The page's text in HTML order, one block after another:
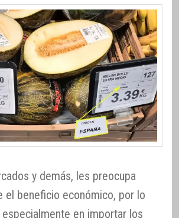
y demás, les preocupa
el beneficio económico, por lo
en importar los